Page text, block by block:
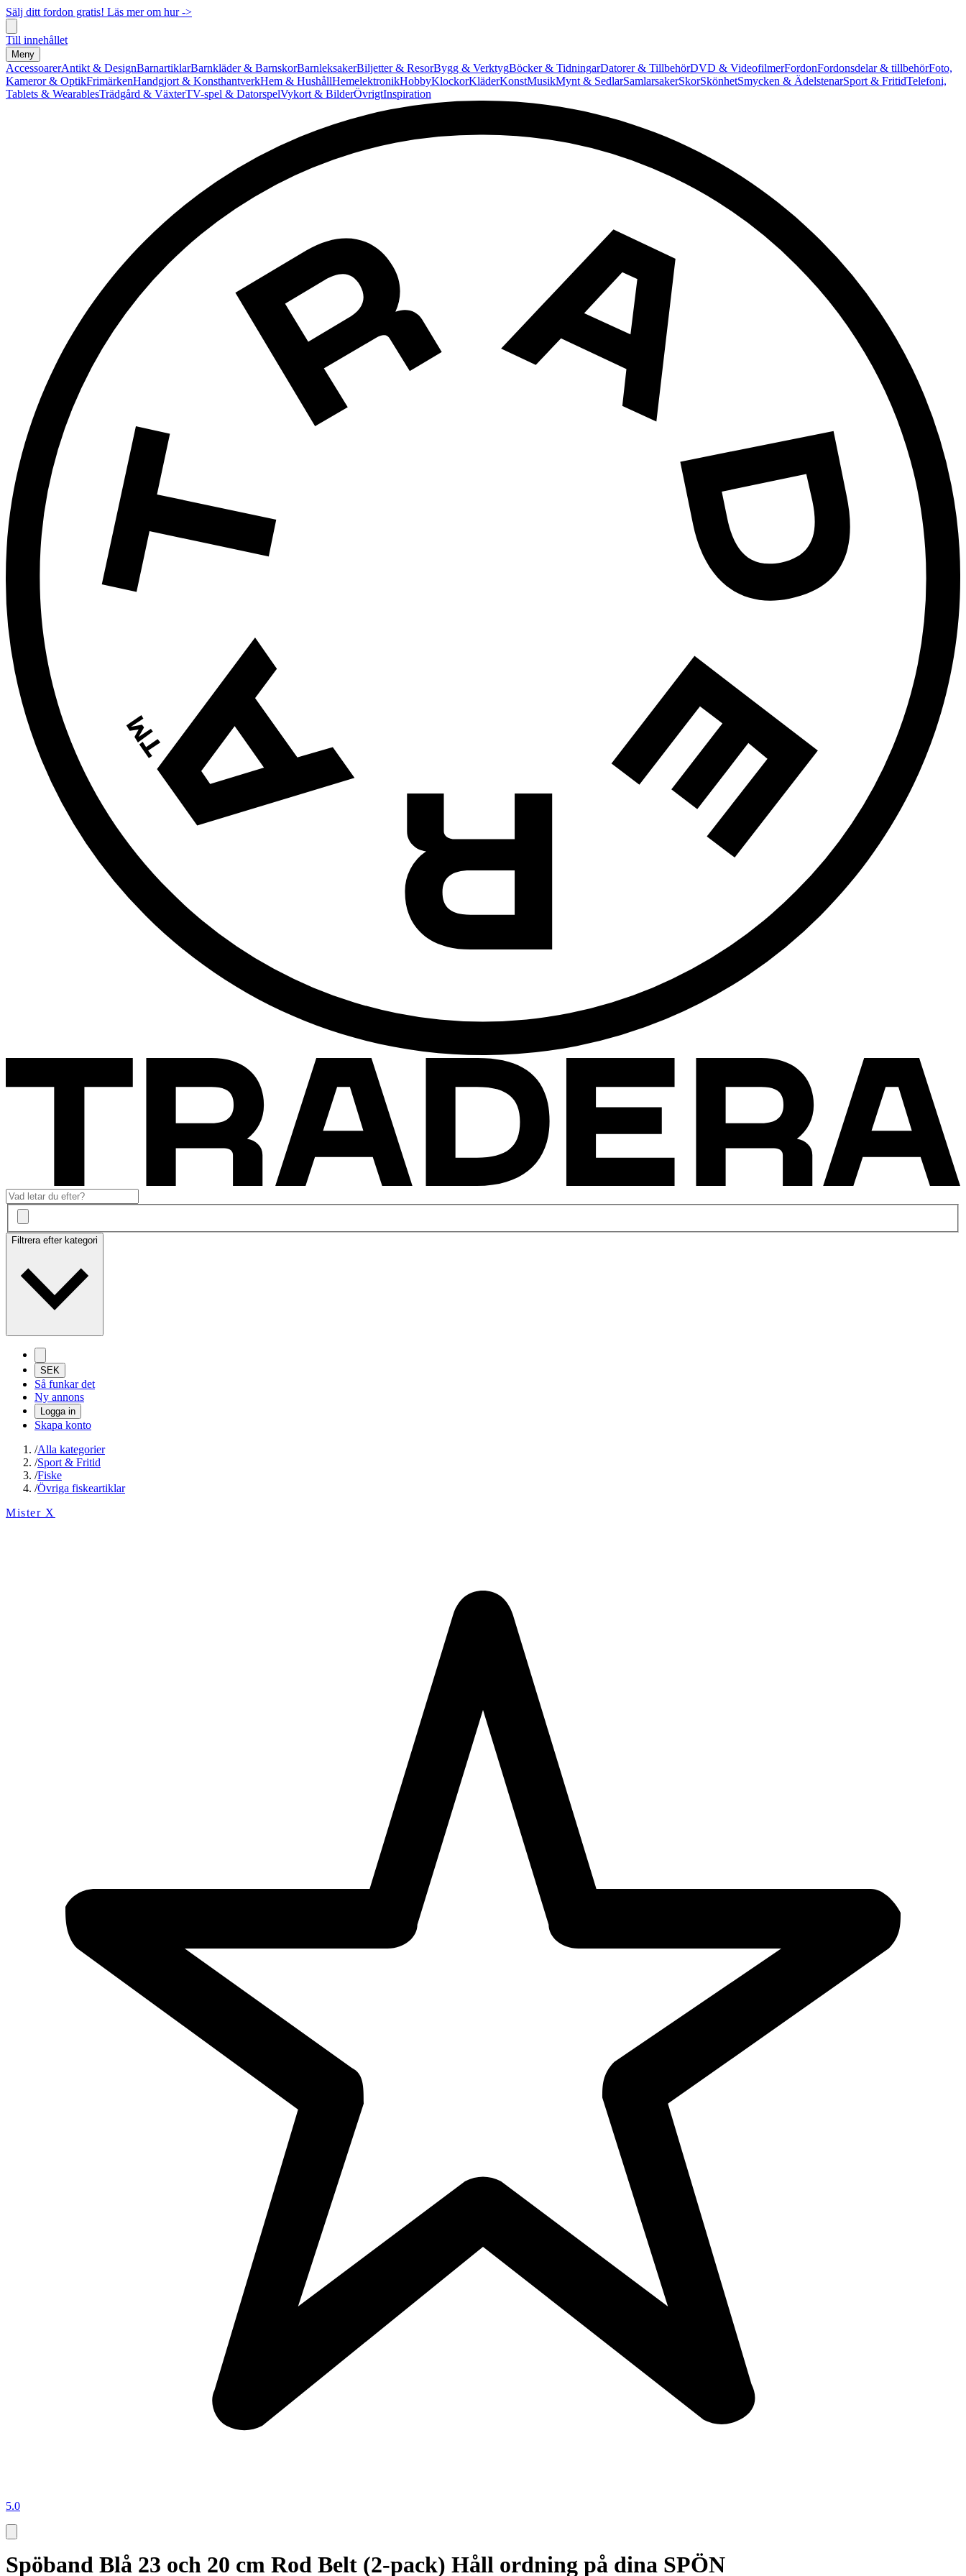
Sälj ditt fordon gratis! Läs mer om hur ->
Till innehållet
Meny
AccessoarerAntikt & DesignBarnartiklarBarnkläder & BarnskorBarnleksakerBiljetter & ResorBygg & VerktygBöcker & TidningarDatorer & TillbehörDVD & VideofilmerFordonFordonsdelar & tillbehörFoto,
Kameror & OptikFrimärkenHandgjort & KonsthantverkHem & HushållHemelektronikHobbyKlockorKläderKonstMusikMynt & SedlarSamlarsakerSkorSkönhetSmycken & ÄdelstenarSport & FritidTelefoni,
Tablets & WearablesTrädgård & VäxterTV-spel & DatorspelVykort & BilderÖvrigtInspiration
Filtrera efter kategori
SEK
Så funkar det
Ny annons
Logga in
Skapa konto
/Alla kategorier
/Sport & Fritid
/Fiske
/Övriga fiskeartiklar
Mister X
5.0
Spöband Blå 23 och 20 cm Rod Belt (2-pack) Håll ordning på dina SPÖN